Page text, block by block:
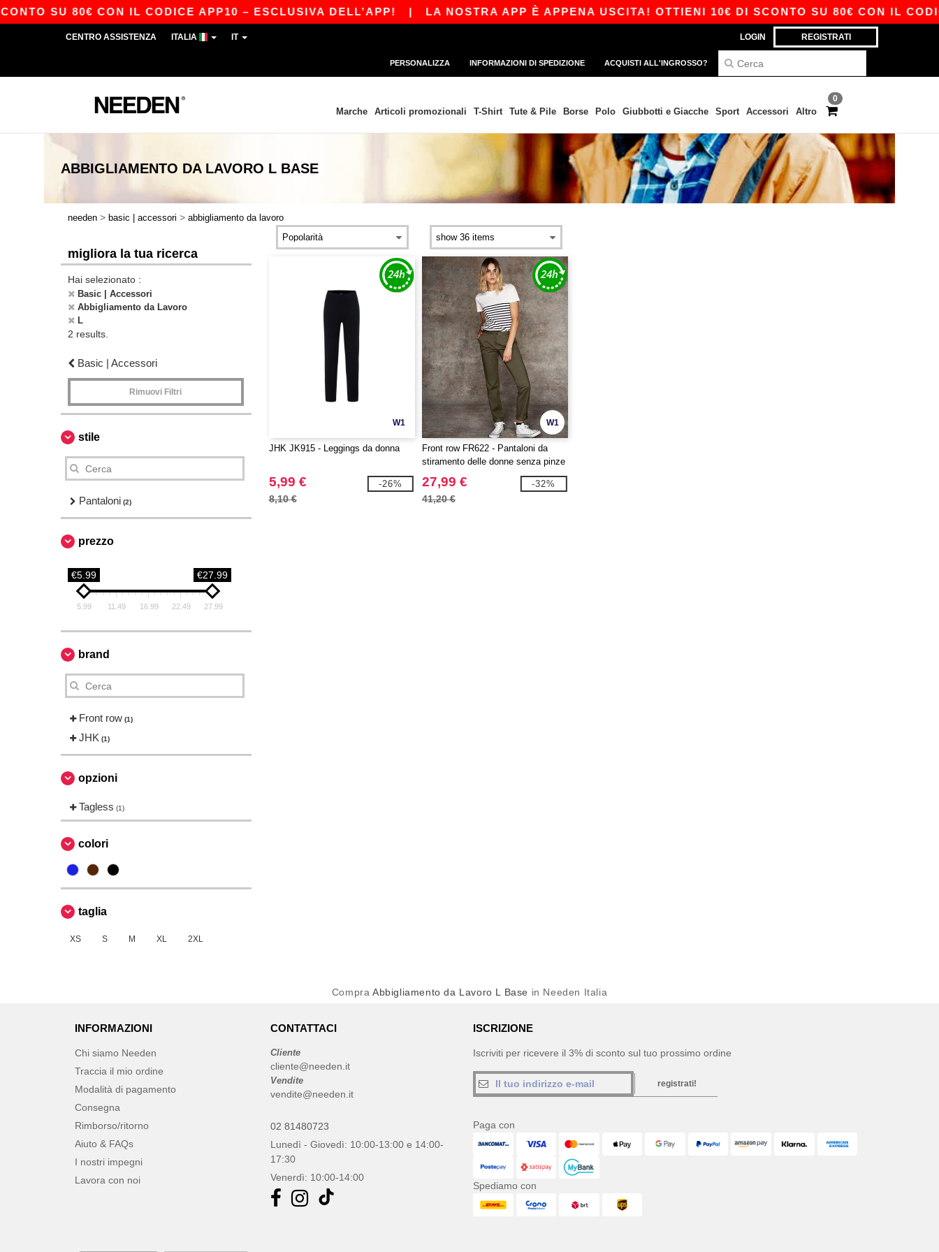
SU 80€ CON IL CODICE APP10 – ESCLUSIVA DELL’APP!| LA NOSTRA APP È APPENA USCITA! OTTIENI 10€ DI SCONTO SU 80€ CON IL
LOGIN REGISTRATI
CENTRO ASSISTENZA ITALIA IT
PERSONALIZZA INFORMAZIONI DI SPEDIZIONE ACQUISTI ALL'INGROSSO?
0
Marche Articoli promozionali T-Shirt Tute & Pile Borse Polo Giubbotti e Giacche Sport Accessori Altro
ABBIGLIAMENTO DA LAVORO L BASE
needen > basic | accessori > abbigliamento da lavoro
migliora la tua ricerca
Hai selezionato :
Basic | Accessori
Abbigliamento da Lavoro
L
2 results.
Basic | Accessori
Rimuovi Filtri
stile
Pantaloni (2)
prezzo
€5.99 €27.99
5.99 11.49 16.99 22.49 27.99
brand
Front row (1)
JHK (1)
opzioni
Tagless (1)
colori
taglia
XS S M XL 2XL
W1
JHK JK915 - Leggings da donna
5,99 €
8,10 €
-26%
W1
Front row FR622 - Pantaloni da
stiramento delle donne senza pinze
27,99 €
41,20 €
-32%
Compra Abbigliamento da Lavoro L Base in Needen Italia
INFORMAZIONI
Chi siamo Needen
Traccia il mio ordine
Modalità di pagamento
Consegna
Rimborso/ritorno
Aiuto & FAQs
I nostri impegni
Lavora con noi
CONTATTACI
Cliente
cliente@needen.it
Vendite
vendite@needen.it
02 81480723
Lunedì - Giovedì: 10:00-13:00 e 14:00-
17:30
Venerdì: 10:00-14:00
ISCRIZIONE
Iscriviti per ricevere il 3% di sconto sul tuo prossimo ordine
registrati!
Paga con
Spediamo con